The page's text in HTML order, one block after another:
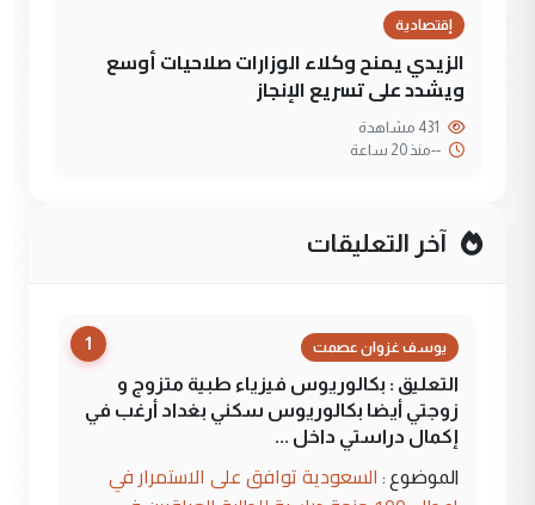
إقتصادية
الزيدي يمنح وكلاء الوزارات صلاحيات أوسع
ويشدد على تسريع الإنجاز
--منذ 20 ساعة
آخر التعليقات
1 يوسف غزوان عصمت
التعليق : بكالوريوس فيزياء طبية متزوج و
زوجتي أيضا بكالوريوس سكني بغداد أرغب في
إكمال دراستي داخل ...
الموضوع : السعودية توافق على الاستمرار في